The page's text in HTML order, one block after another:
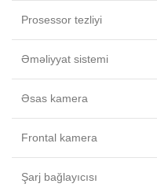
Prosessor tezliyi
Əməliyyat sistemi
Əsas kamera
Frontal kamera
Şarj bağlayıcısı